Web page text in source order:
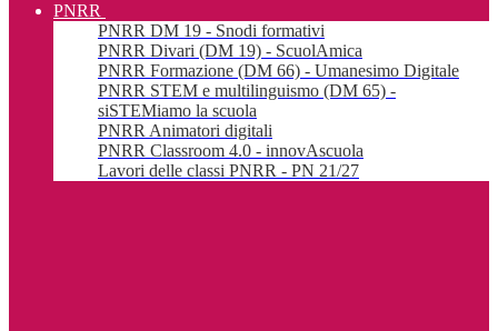
PNRR
PNRR DM 19 - Snodi formativi
PNRR Divari (DM 19) - ScuolAmica
PNRR Formazione (DM 66) - Umanesimo Digitale
PNRR STEM e multilinguismo (DM 65) -
siSTEMiamo la scuola
PNRR Animatori digitali
PNRR Classroom 4.0 - innovAscuola
Lavori delle classi PNRR - PN 21/27